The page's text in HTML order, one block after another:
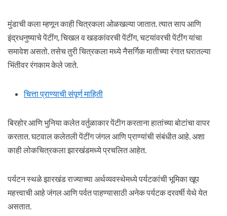
मुंडाची कला म्हणून काही चित्रकला ओळखल्या जातात. त्यात साप आणि
इंद्रधनुष्याचे पेंटींग, चिखल व खडकांवरची पेंटींग, चटयांवरची पेंटींग यांचा
समावेश असतो. तसेच तुरी चित्रकला मध्ये नैसर्गिक मातीच्या रंगात घरातल्या
भिंतीवर रंगकाम केले जाते.
चित्ता प्राण्याची संपूर्ण माहिती
बिरहोर आणि भुनिया कलेत वर्तुळाकार पेंटीग करताना हातांच्या बोटांचा वापर
करतात. घटवाल कलेतली पेंटींग जंगल आणि प्रा‍ण्यांची संबंधीत आहे. अशा
काही लोकचित्रकला झारखंडमध्ये प्रचलित आहेत.
पर्यटन स्थळे झारखंड राज्याच्या अर्थव्यवस्थेमध्ये पर्यटकांची भूमिका खूप
महत्त्वाची आहे जंगल आणि पर्वत पाहण्यासाठी अनेक पर्यटक दरवर्षी येथे येत
असतात.